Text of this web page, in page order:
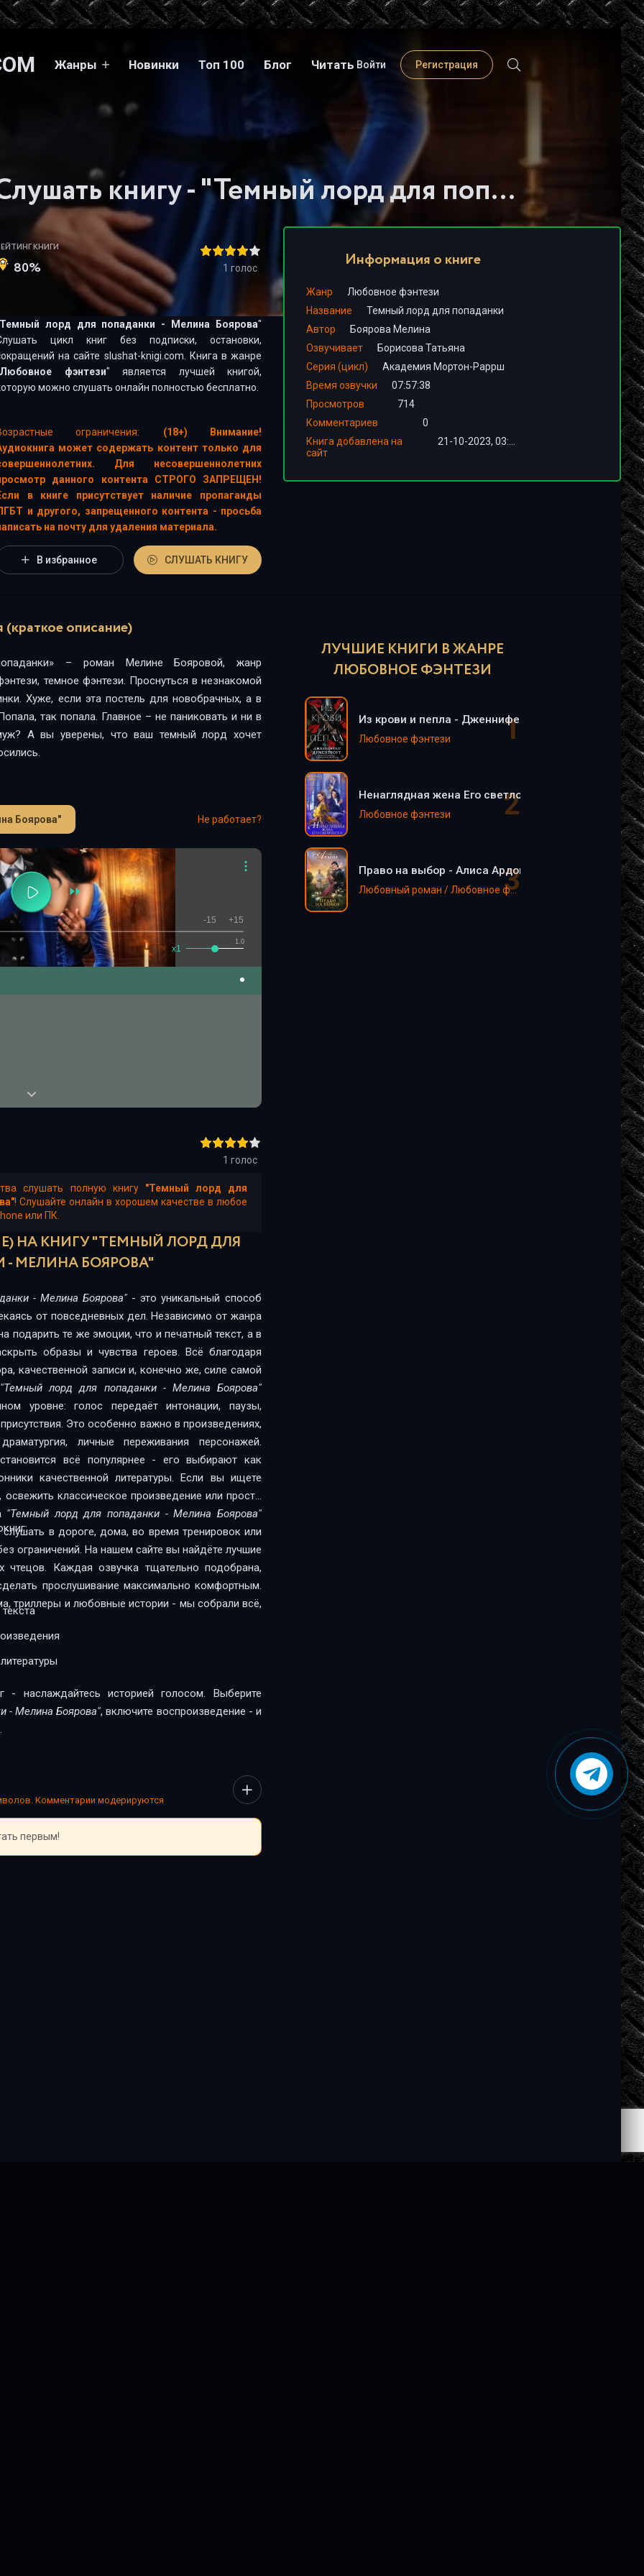
Жанры Новинки Топ 100 Блог Читать Войти Регистрация
Слушать книгу - "Темный лорд для попаданки - Мелина Боярова"
КНИГИ
80% 1 голос
Темный лорд для попаданки - Мелина Боярова"
цикл книг без подписки, остановки,
на сайте slushat-knigi.com. Книга в жанре
Любовное фэнтези" является лучшей книгой,
можно слушать онлайн полностью бесплатно.
ограничения:
(18+) Внимание!
может содержать контент только для
Для несовершеннолетних
данного контента СТРОГО ЗАПРЕЩЕН!
в книге присутствует наличие пропаганды
и другого, запрещенного контента - просьба
на почту для удаления материала.
В избранное СЛУШАТЬ КНИГУ
Информация о книге
Жанр
Любовное фэнтези
Название
Темный лорд для попаданки
Автор
Боярова Мелина
Озвучивает
Борисова Татьяна
Серия (цикл)
Академия Мортон-Раррш
Время озвучки
07:57:38
Просмотров
714
Комментариев
0
Книга добавлена на
сайт
описание)
– роман Мелине Бояровой, жанр
темное фэнтези. Проснуться в незнакомой
Хуже, если эта постель для новобрачных, а в
так попала. Главное – не паниковать и ни в
А вы уверены, что ваш темный лорд хочет
Боярова" Не работает?
1.0
x1
-15 +15
1 голос
слушать полную книгу "Темный лорд для
! Слушайте онлайн в хорошем качестве в любое
или ПК.
НА КНИГУ "ТЕМНЫЙ ЛОРД ДЛЯ
МЕЛИНА БОЯРОВА"
- Мелина Боярова"- это уникальный способ
от повседневных дел. Независимо от жанра
подарить те же эмоции, что и печатный текст, а в
образы и чувства героев. Всё благодаря
качественной записи и, конечно же, силе самой
"Темный лорд для попаданки - Мелина Боярова"
уровне: голос передаёт интонации, паузы,
Это особенно важно в произведениях,
личные переживания персонажей.
всё популярнее - его выбирают как
литературы. Если вы ищете
классическое произведение или просто
"Темный лорд для попаданки - Мелина Боярова"
в дороге, дома, во время тренировок или
ограничений. На нашем сайте вы найдёте лучшие
чтецов. Каждая озвучка тщательно подобрана,
прослушивание максимально комфортным.
триллеры и любовные истории - мы собрали всё,
- наслаждайтесь историей голосом. Выберите
- Мелина Боярова", включите воспроизведение - и
Комментарии модерируются
первым!
ЛУЧШИЕ КНИГИ В ЖАНРЕ
ЛЮБОВНОЕ ФЭНТЕЗИ
Из крови и пепла - Дженнифер Арментроут
Любовное фэнтези
Ненаглядная жена Его светлости - Натаэль Зика
Любовное фэнтези
Право на выбор - Алиса Ардова
Любовный роман / Любовное фэнтези